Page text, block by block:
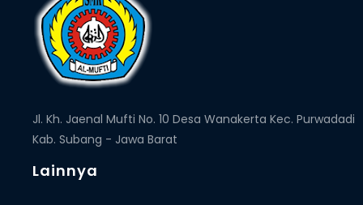
Jl. Kh. Jaenal Mufti No. 10 Desa Wanakerta Kec. Purwadadi
Kab. Subang - Jawa Barat
Lainnya